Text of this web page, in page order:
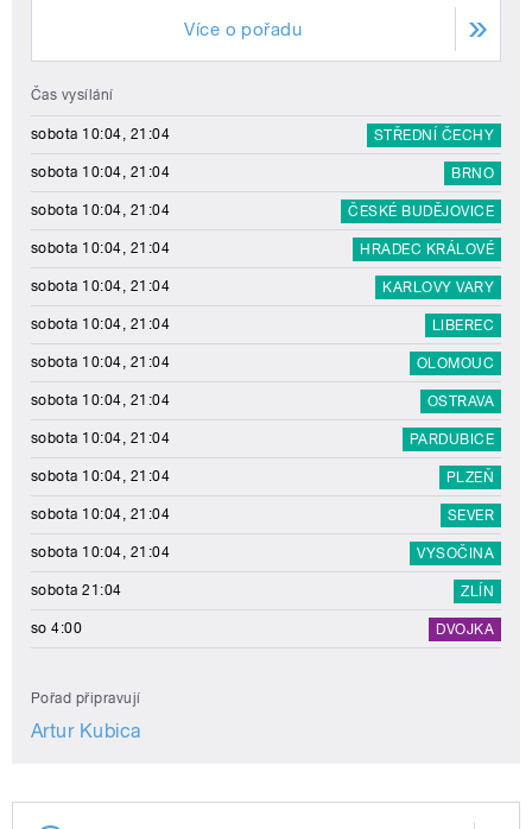
Více o pořadu
Čas vysílání
sobota 10:04, 21:04 STŘEDNÍ ČECHY
sobota 10:04, 21:04 BRNO
sobota 10:04, 21:04 ČESKÉ BUDĚJOVICE
sobota 10:04, 21:04 HRADEC KRÁLOVÉ
sobota 10:04, 21:04 KARLOVY VARY
sobota 10:04, 21:04 LIBEREC
sobota 10:04, 21:04 OLOMOUC
sobota 10:04, 21:04 OSTRAVA
sobota 10:04, 21:04 PARDUBICE
sobota 10:04, 21:04 PLZEŇ
sobota 10:04, 21:04 SEVER
sobota 10:04, 21:04 VYSOČINA
sobota 21:04 ZLÍN
so 4:00 DVOJKA
Pořad připravují
Artur Kubica